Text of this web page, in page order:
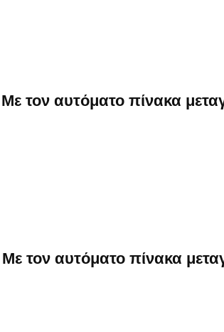
τον αυτόματο πίνακα
τον αυτόματο πίνακα